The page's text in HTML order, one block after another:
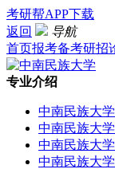
考研帮APP下载
返回
导航
首页报考备考研招
专业介绍
中南民族大
中南民族大
中南民族大
中南民族大